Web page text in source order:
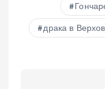
драка в